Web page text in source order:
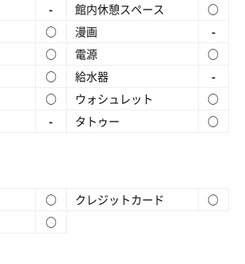
- 館内休憩スペース
○
○ 漫画
-
○ 電源
○
○ 給水器
-
○ ウォシュレット
○
- タトゥー ○
○ クレジットカード
○
○